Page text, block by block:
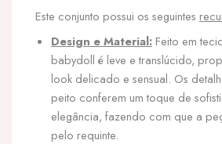
Este conjunto possui os seguintes
Design e Material: Feito em
babydoll é leve e translúcido,
look delicado e sensual. Os
peito conferem um toque de
elegância, fazendo com que a
pelo requinte.